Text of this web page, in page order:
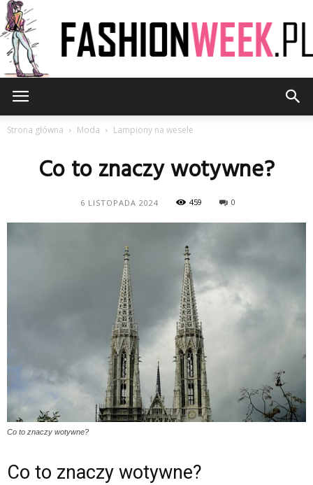
Strona główna Moda Lampiony na wesele
Co to znaczy wotywne?
6 LISTOPADA 2024 459 0
Co to znaczy wotywne?
Co to znaczy wotywne?